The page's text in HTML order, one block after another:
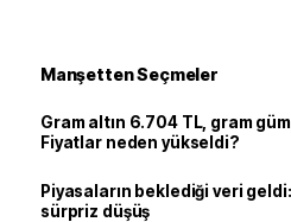
Manşetten Seçmeler
Gram altın 6.704 TL, gram
Fiyatlar neden yükseldi?
Piyasaların beklediği veri
sürpriz düşüş